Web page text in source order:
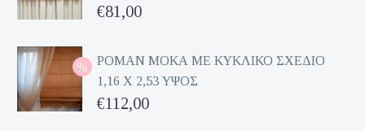
Original
was:
€162,00.
€81,00
τρέχουσα
τιμή
είναι:
ΡΟΜΑΝ ΜΟΚΑ ΜΕ ΚΥΚΛΙΚΟ ΣΧΕΔΙΟ
1,16 Χ 2,53 ΥΨΟΣ
Original
€112,00